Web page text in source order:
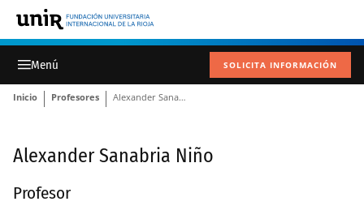
SOLICITA INFORMACIÓN
Inicio Profesores Alexander Sanabria Niño
Alexander Sanabria Niño
Profesor